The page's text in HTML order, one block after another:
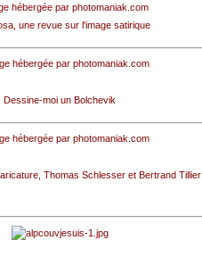
une revue sur l'image satirique
Dessine-moi un Bolchevik
, Thomas Schlesser et Bertrand Tillier